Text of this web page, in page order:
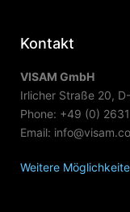
Kontakt
VISAM GmbH
Irlicher Straße 20,
Phone: +49 (0)
Email:
Weitere